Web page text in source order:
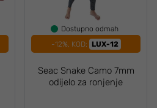
Dostupno odmah
-12%, KOD:
LUX-12
Seac Snake Camo 7mm
odijelo za ronjenje